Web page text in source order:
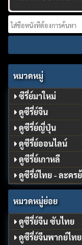
Search
for:
หมวดหมู่
ซีรี่ย์มาใหม่
ดูซีรี่ย์จีน
ดูซีรี่ย์ญี่ปุ่น
ดูซีรี่ย์ออนไลน์
ดูซีรี่ย์เกาหลี
ดูซีรี่ย์ไทย - ละคร
หมวดหมู่ย่อย
ดูซีรี่ย์จีน ซับไทย
ดูซีรี่ย์จีนพากย์ไทย